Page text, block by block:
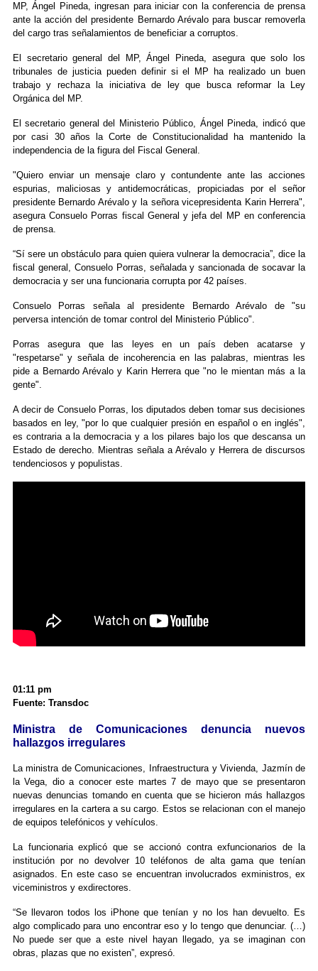
MP, Ángel Pineda, ingresan para iniciar con la conferencia de prensa
ante la acción del presidente Bernardo Arévalo para buscar removerla
del cargo tras señalamientos de beneficiar a corruptos.
El secretario general del MP, Ángel Pineda, asegura que solo los
tribunales de justicia pueden definir si el MP ha realizado un buen
trabajo y rechaza la iniciativa de ley que busca reformar la Ley
Orgánica del MP.
El secretario general del Ministerio Público, Ángel Pineda, indicó que
por casi 30 años la Corte de Constitucionalidad ha mantenido la
independencia de la figura del Fiscal General.
"Quiero enviar un mensaje claro y contundente ante las acciones
espurias, maliciosas y antidemocráticas, propiciadas por el señor
presidente Bernardo Arévalo y la señora vicepresidenta Karin Herrera",
asegura Consuelo Porras fiscal General y jefa del MP en conferencia
de prensa.
“Sí sere un obstáculo para quien quiera vulnerar la democracia”, dice la
fiscal general, Consuelo Porras, señalada y sancionada de socavar la
democracia y ser una funcionaria corrupta por 42 países.
Consuelo Porras señala al presidente Bernardo Arévalo de "su
perversa intención de tomar control del Ministerio Público".
Porras asegura que las leyes en un país deben acatarse y
"respetarse" y señala de incoherencia en las palabras, mientras les
pide a Bernardo Arévalo y Karin Herrera que "no le mientan más a la
gente".
A decir de Consuelo Porras, los diputados deben tomar sus decisiones
basados en ley, "por lo que cualquier presión en español o en inglés",
es contraria a la democracia y a los pilares bajo los que descansa un
Estado de derecho. Mientras señala a Arévalo y Herrera de discursos
tendenciosos y populistas.
01:11 pm
Fuente: Transdoc
Ministra de Comunicaciones denuncia nuevos
hallazgos irregulares
La ministra de Comunicaciones, Infraestructura y Vivienda, Jazmín de
la Vega, dio a conocer este martes 7 de mayo que se presentaron
nuevas denuncias tomando en cuenta que se hicieron más hallazgos
irregulares en la cartera a su cargo. Estos se relacionan con el manejo
de equipos telefónicos y vehículos.
La funcionaria explicó que se accionó contra exfuncionarios de la
institución por no devolver 10 teléfonos de alta gama que tenían
asignados. En este caso se encuentran involucrados exministros, ex
viceministros y exdirectores.
“Se llevaron todos los iPhone que tenían y no los han devuelto. Es
algo complicado para uno encontrar eso y lo tengo que denunciar. (…)
No puede ser que a este nivel hayan llegado, ya se imaginan con
obras, plazas que no existen”, expresó.